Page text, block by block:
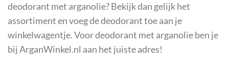
deodorant met arganolie? Bekijk dan gelijk het
assortiment en voeg de deodorant toe aan je
winkelwagentje. Voor deodorant met arganolie ben je
bij ArganWinkel.nl aan het juiste adres!